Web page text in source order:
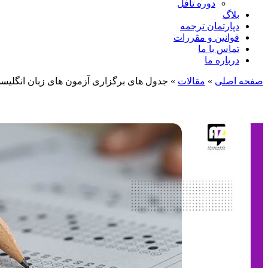
دوره تافل
بلاگ
دپارتمان ترجمه
قوانین و مقررات
تماس با ما
درباره ما
صفحه اصلی » مقالات » جدول های برگزاری آزمون های زبان انگلیسی